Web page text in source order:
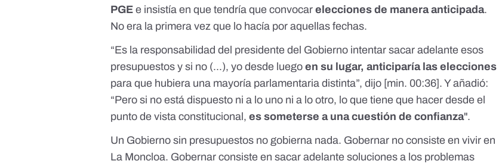
PGEe insistía en que tendría queconvocarelecciones de manera anticipada.
No era la primera vez que lo hacía por aquellas fechas.
“Es la responsabilidad del presidente del Gobierno intentar sacar adelante esos
presupuestos y si no (...), yo desde luegoen su lugar, anticiparía las elecciones
para que hubiera una mayoría parlamentaria distinta”, dijo [min. 00:36]. Y añadió:
“Pero si no está dispuesto ni a lo uno ni a lo otro, lo que tiene que hacer desde el
punto de vista constitucional,es someterse a una cuestión de confianza".
Un Gobierno sin presupuestos no gobierna nada. Gobernar no consiste en vivir en
La Moncloa. Gobernar consiste en sacar adelante soluciones a los problemas